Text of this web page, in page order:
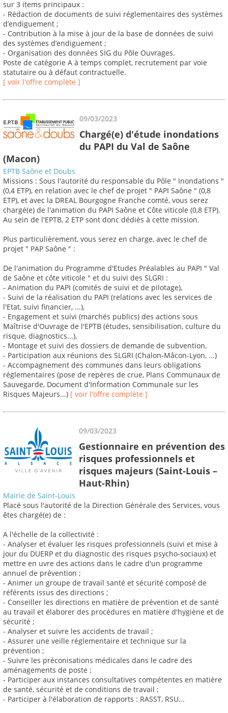
sur 3 items principaux :
- Rédaction de documents de suivi réglementaires des systèmes
d’endiguement ;
- Contribution à la mise à jour de la base de données de suivi
des systèmes d’endiguement ;
- Organisation des données SIG du Pôle Ouvrages.
Poste de catégorie A à temps complet, recrutement par voie
statutaire ou à défaut contractuelle.
[ voir l'offre complète ]
09/03/2023
Chargé(e) d'étude inondations
du PAPI du Val de Saône
(Macon)
EPTB Saône et Doubs
Missions : Sous l'autorité du responsable du Pôle " Inondations "
(0,4 ETP), en relation avec le chef de projet " PAPI Saône " (0,8
ETP), et avec la DREAL Bourgogne Franche comté, vous serez
chargé(e) de l'animation du PAPI Saône et Côte viticole (0,8 ETP).
Au sein de l'EPTB, 2 ETP sont donc dédiés à cette mission.
Plus particulièrement, vous serez en charge, avec le chef de
projet " PAP Saône " :
De l'animation du Programme d'Etudes Préalables au PAPI " Val
de Saône et côte viticole " et du suivi des SLGRI :
- Animation du PAPI (comités de suivi et de pilotage),
- Suivi de la réalisation du PAPI (relations avec les services de
l'Etat, suivi financier, ...),
- Engagement et suivi (marchés publics) des actions sous
Maîtrise d'Ouvrage de l'EPTB (études, sensibilisation, culture du
risque, diagnostics...),
- Montage et suivi des dossiers de demande de subvention,
- Participation aux réunions des SLGRI (Chalon-Mâcon-Lyon, ...)
- Accompagnement des communes dans leurs obligations
réglementaires (pose de repères de crue, Plans Communaux de
Sauvegarde, Document d'Information Communale sur les
Risques Majeurs...) [ voir l'offre complète ]
09/03/2023
Gestionnaire en prévention des
risques professionnels et
risques majeurs (Saint-Louis –
Haut-Rhin)
Mairie de Saint-Louis
Placé sous l'autorité de la Direction Générale des Services, vous
êtes chargé(e) de :
A l'échelle de la collectivité :
- Analyser et évaluer les risques professionnels (suivi et mise à
jour du DUERP et du diagnostic des risques psycho-sociaux) et
mettre en uvre des actions dans le cadre d'un programme
annuel de prévention ;
- Animer un groupe de travail santé et sécurité composé de
référents issus des directions ;
- Conseiller les directions en matière de prévention et de santé
au travail et élaborer des procédures en matière d'hygiène et de
sécurité ;
- Analyser et suivre les accidents de travail ;
- Assurer une veille réglementaire et technique sur la
prévention ;
- Suivre les préconisations médicales dans le cadre des
aménagements de poste ;
- Participer aux instances consultatives compétentes en matière
de santé, sécurité et de conditions de travail ;
- Participer à l'élaboration de rapports : RASST, RSU...